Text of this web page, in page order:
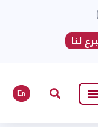
لنا
En